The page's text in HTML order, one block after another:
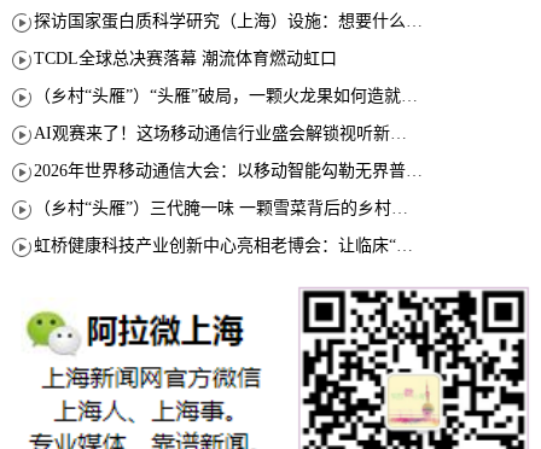
TCDL全球总决赛落幕 潮流体育燃动虹口